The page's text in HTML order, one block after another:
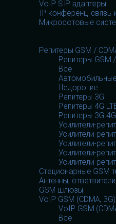
VoIP SIP адаптеры
IP конференц-связь
Микросотовые
Репитеры GSM /
Репитеры GSM
Все
Автомобильные
Недорогие
Репитеры 3G
Репитеры 4G
Репитеры 3G
Усилители-
Усилители-
Усилители-
Усилители-
Усилители-
Стационарные GSM
Антенны,
GSM шлюзы
VoIP GSM (CDMA,
VoIP GSM
Все